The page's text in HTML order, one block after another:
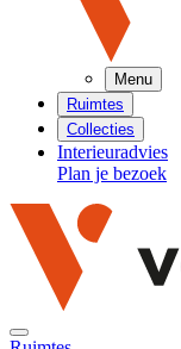
Menu
Ruimtes
Collecties
Interieuradvies
Plan je bezoek